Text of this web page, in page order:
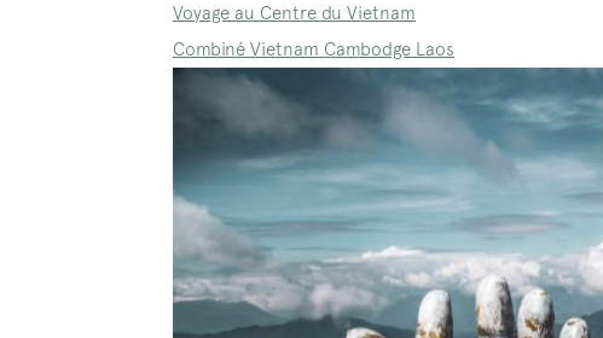
Voyage au Centre du Vietnam
Combiné Vietnam Cambodge Laos